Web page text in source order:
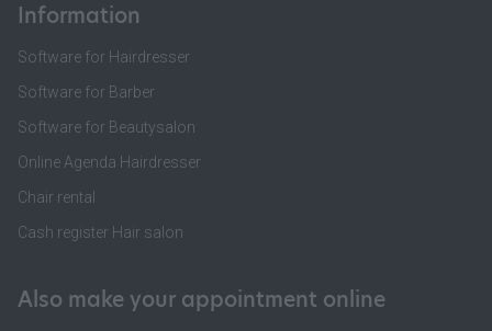
Information
Software for Hairdresser
Software for Barber
Software for Beautysalon
Online Agenda Hairdresser
Chair rental
Cash register Hair salon
Also make your appointment online